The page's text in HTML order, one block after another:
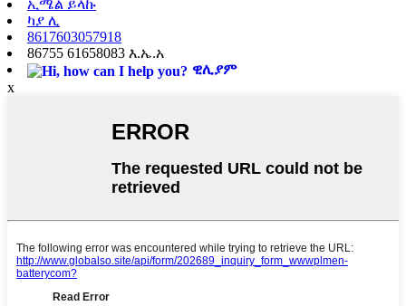
ኢሜል ይላኩ
ካያ ሊ
8617603057918
86755 61658083 እ.ኤ.አ
ዊሊያም
x